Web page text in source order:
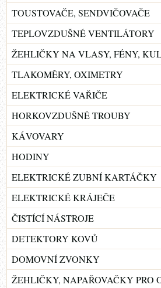
TOUSTOVAČE, SENDVIČOVAČE
TEPLOVZDUŠNÉ VENTILÁTORY
ŽEHLIČKY NA VLASY, FÉNY,
TLAKOMĚRY, OXIMETRY
ELEKTRICKÉ VAŘIČE
HORKOVZDUŠNÉ TROUBY
KÁVOVARY
HODINY
ELEKTRICKÉ ZUBNÍ KARTÁČKY
ELEKTRICKÉ KRÁJEČE
ČISTÍCÍ NÁSTROJE
DETEKTORY KOVŮ
DOMOVNÍ ZVONKY
ŽEHLIČKY, NAPAŘOVAČKY PRO